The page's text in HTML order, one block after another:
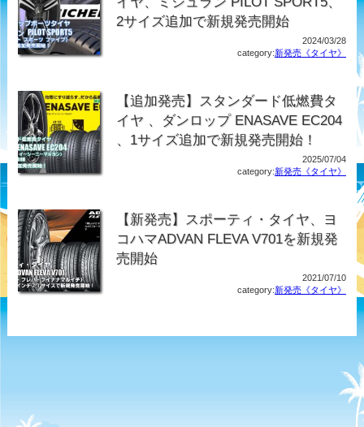
2サイズ追加で新規発売開始
2024/03/28
category:新発売《タイヤ》
【追加発売】スタンダード低燃費タ
イヤ 、ダンロップ ENASAVE EC204
、1サイズ追加で新規発売開始！
2025/07/04
category:新発売《タイヤ》
【新発売】スポーティ・タイヤ、ヨ
コハマADVAN FLEVA V701を新規発
売開始
2021/07/10
category:新発売《タイヤ》